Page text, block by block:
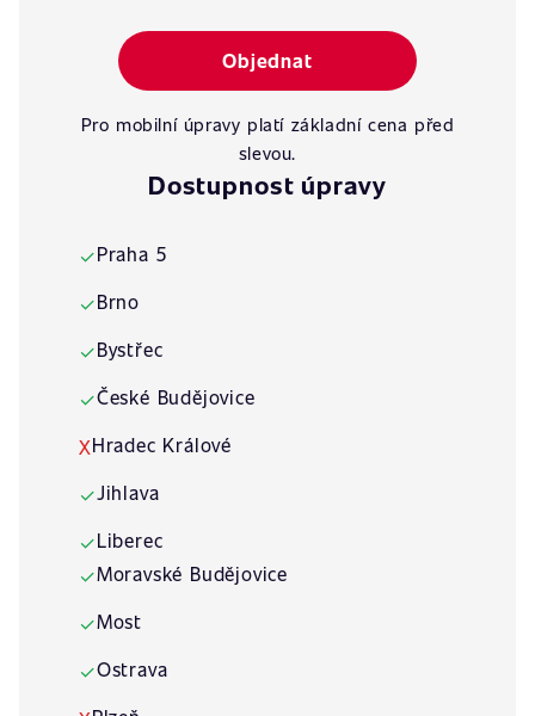
Objednat
Pro mobilní úpravy platí základní cena před
slevou.
Dostupnost úpravy
✓Praha 5
✓Brno
✓Bystřec
✓České Budějovice
XHradec Králové
✓Jihlava
✓Liberec
✓Moravské Budějovice
✓Most
✓Ostrava